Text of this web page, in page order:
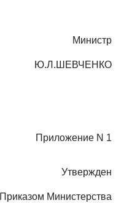
Министр
Ю.Л.ШЕВЧЕНКО
Приложение N 1
Утвержден
Приказом Министерства